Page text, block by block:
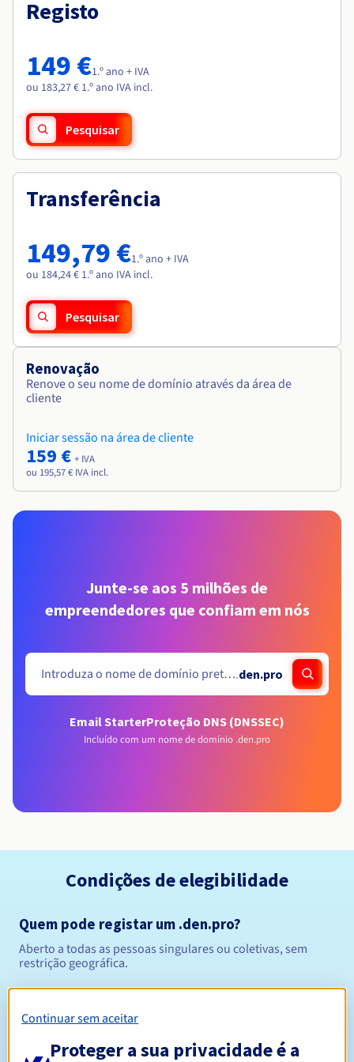
Preços
Roadmap & Changelog
Observabilidade
Roadmap & Changelog
Roadmap & Changelog
Roadmap & Changelog
Roadmap & Changelog
Registo
149 €1.º ano + IVA
ou 183,27 € 1.º ano IVA incl.
Pesquisar
Transferência
149,79 €1.º ano + IVA
ou 184,24 € 1.º ano IVA incl.
Pesquisar
Renovação
Renove o seu nome de domínio através da área de
cliente
Iniciar sessão na área de cliente
159 € + IVA
ou 195,57 € IVA incl.
Junte-se aos 5 milhões de
empreendedores que confiam em nós
.den.pro
Email StarterProteção DNS (DNSSEC)
Incluído com um nome de domínio .den.pro
Condições de elegibilidade
Quem pode registar um .den.pro?
Aberto a todas as pessoas singulares ou coletivas, sem
restrição geográfica.
Entre 1 e 10 anos
Continuar sem aceitar
Proteger a sua privacidade é a